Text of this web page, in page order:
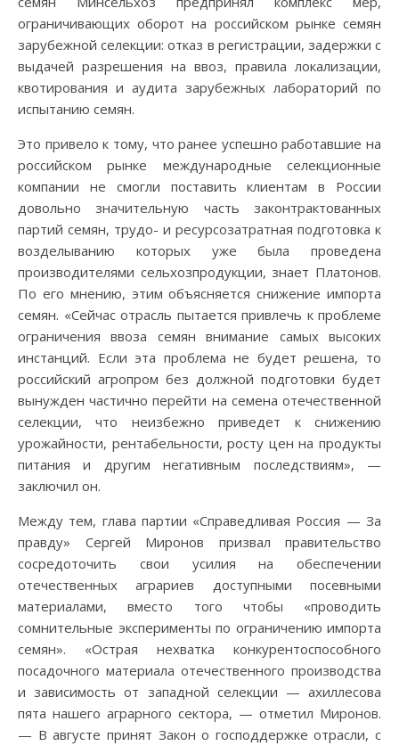
ограничивающих оборот на российском рынке семян
зарубежной селекции: отказ в регистрации, задержки с
выдачей разрешения на ввоз, правила локализации,
квотирования и аудита зарубежных лабораторий по
испытанию семян.
Это привело к тому, что ранее успешно работавшие на
российском рынке международные селекционные
компании не смогли поставить клиентам в России
довольно значительную часть законтрактованных
партий семян, трудо- и ресурсозатратная подготовка к
возделыванию которых уже была проведена
производителями сельхозпродукции, знает Платонов.
По его мнению, этим объясняется снижение импорта
семян. «Сейчас отрасль пытается привлечь к проблеме
ограничения ввоза семян внимание самых высоких
инстанций. Если эта проблема не будет решена, то
российский агропром без должной подготовки будет
вынужден частично перейти на семена отечественной
селекции, что неизбежно приведет к снижению
урожайности, рентабельности, росту цен на продукты
питания и другим негативным последствиям», —
заключил он.
Между тем, глава партии «Справедливая Россия — За
правду» Сергей Миронов призвал правительство
сосредоточить свои усилия на обеспечении
отечественных аграриев доступными посевными
материалами, вместо того чтобы «проводить
сомнительные эксперименты по ограничению импорта
семян». «Острая нехватка конкурентоспособного
посадочного материала отечественного производства
и зависимость от западной селекции — ахиллесова
пята нашего аграрного сектора, — отметил Миронов.
— В августе принят Закон о господдержке отрасли, с